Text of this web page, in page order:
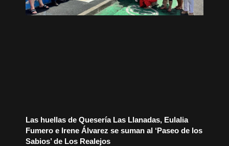
Las huellas de Quesería Las Llanadas, Eulalia
Fumero e Irene Álvarez se suman al ‘Paseo de los
Sabios’ de Los Realejos